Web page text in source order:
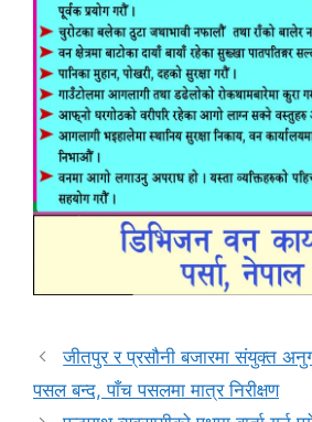
जीतपुर र प्रसौनी बजारमा संयुक्त
पसल बन्द, पाँच पसलमा मात्र निरीक्षण